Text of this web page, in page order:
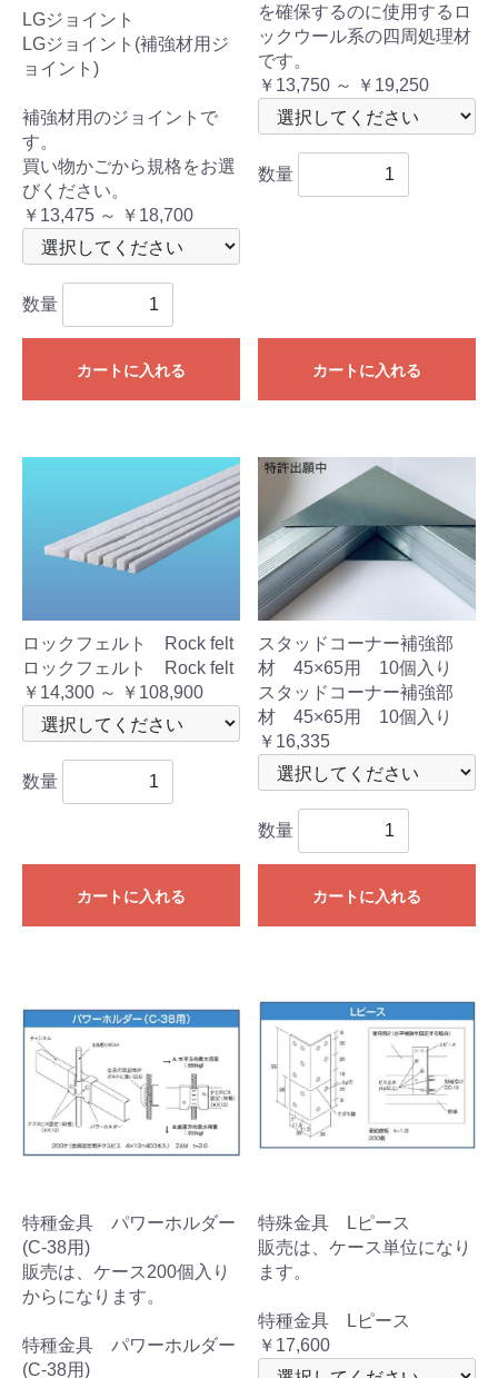
LGジョイント
LGジョイント(補強材用ジ
ョイント)
補強材用のジョイントで
す。
買い物かごから規格をお選
びください。
￥13,475 ～ ￥18,700
数量
カートに入れる
を確保するのに使用するロ
ックウール系の四周処理材
です。
￥13,750 ～ ￥19,250
数量
カートに入れる
ロックフェルト Rock felt
ロックフェルト Rock felt
￥14,300 ～ ￥108,900
数量
カートに入れる
スタッドコーナー補強部
材 45×65用 10個入り
スタッドコーナー補強部
材 45×65用 10個入り
￥16,335
数量
カートに入れる
特種金具 パワーホルダー
(C-38用)
販売は、ケース200個入り
からになります。
特種金具 パワーホルダー
(C-38用)
特殊金具 Lピース
販売は、ケース単位になり
ます。
特種金具 Lピース
￥17,600